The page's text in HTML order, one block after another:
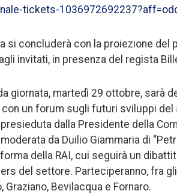
tickets-
si concluderà con la proiezione
invitati, in presenza del regista
giornata, martedì 29 ottobre, sarà
con un forum sugli futuri sviluppi
dalla Presidente della
moderata da Duilio Giammaria di
della RAI, cui seguirà un
del settore. Parteciperanno, fra
Graziano, Bevilacqua e Fornaro.